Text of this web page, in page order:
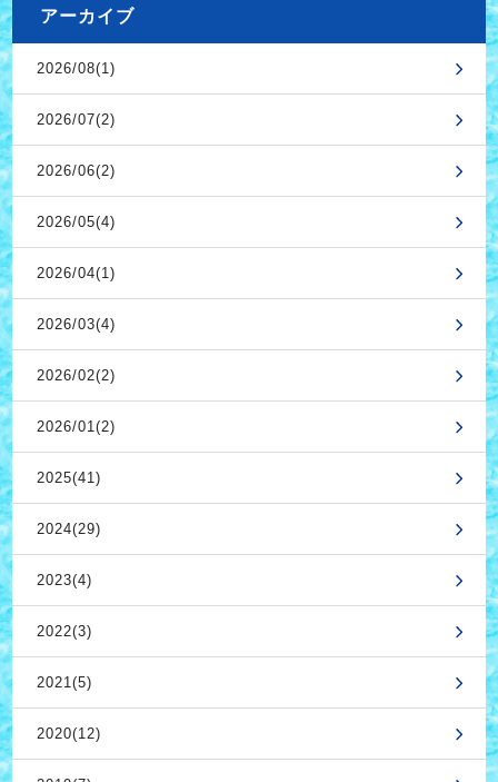
アーカイブ
2026/08(1)
2026/07(2)
2026/06(2)
2026/05(4)
2026/04(1)
2026/03(4)
2026/02(2)
2026/01(2)
2025(41)
2024(29)
2023(4)
2022(3)
2021(5)
2020(12)